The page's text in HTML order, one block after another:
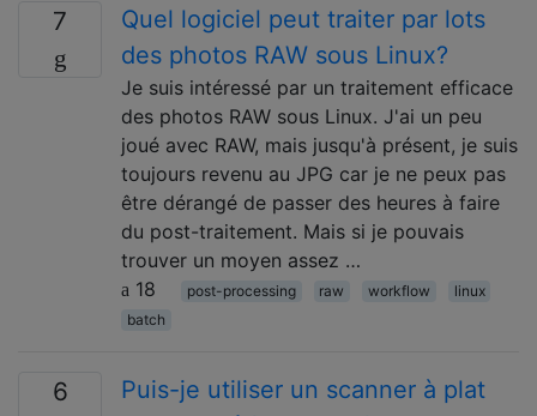
7
Quel logiciel peut traiter par lots
des photos RAW sous Linux?
Je suis intéressé par un traitement efficace
des photos RAW sous Linux. J'ai un peu
joué avec RAW, mais jusqu'à présent, je suis
toujours revenu au JPG car je ne peux pas
être dérangé de passer des heures à faire
du post-traitement. Mais si je pouvais
trouver un moyen assez …
18
post-processing raw workflow
linux
batch
6
Puis-je utiliser un scanner à plat